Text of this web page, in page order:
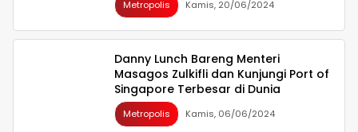
Metropolis Kamis, 20/06/2024
Danny Lunch Bareng Menteri
Masagos Zulkifli dan Kunjungi Port of
Singapore Terbesar di Dunia
Metropolis Kamis, 06/06/2024